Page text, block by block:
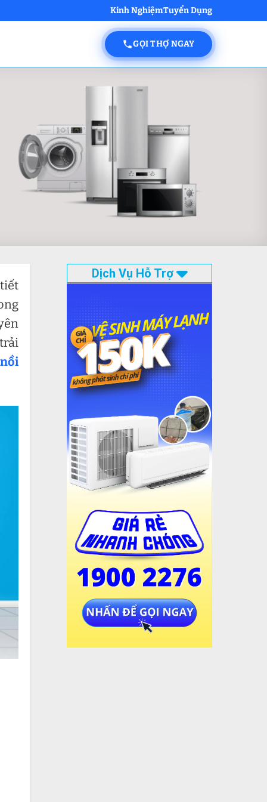
Kinh NghiệmTuyển Dụng
GỌI THỢ NGAY
Dịch Vụ Hỗ Trợ